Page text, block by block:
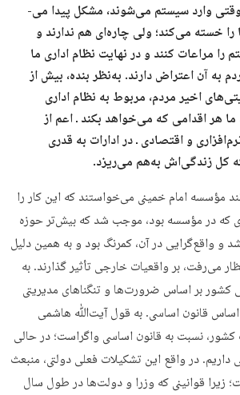
مؤمن‌­ترین افراد ما وقتی وارد سیستم می­‌شوند، مشکل پیدا می‌­
را خسته می‌­کند؛ ولی چاره­‌ای هم ندارند و
را مراعات کنند و در نهایت نظام اداری ما
به آن اعتراض دارند. به‌نظر بنده، بیش از
اخیر مردم، مربوط به نظام اداری
هر اقدامی که می‌­خواهد بکند ـ اعم از
و اقتصادی ‌ـ در ادارات به قدری
کل زندگی‌­اش به‌هم می‌­ریزد.
مؤسسه امام خمینی می‌­خواستند که این کار را
که در مؤسسه بود، موجب شد که بیش‌تر حوزه
و واقع‌­گرایی در آن، کم­رنگ بود و به همین دلیل
می‌­رفت، بر واقعیات خارجی تأثیر گذارند. به
بر اساس ضرورت­‌ها و تنگناهای مدیریتی
قانون اساسی. به قول آیت‌­ﷲ هاشمی
نسبت به قانون اساسی واگراست؛ در حالی
در واقع این تشکیلات فعلی دولتی، منبعث
زیرا قوانینی که وزرا و دولت­‌ها در طول سال­‌